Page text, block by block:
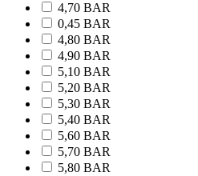
4,70 BAR
0,45 BAR
4,80 BAR
4,90 BAR
5,10 BAR
5,20 BAR
5,30 BAR
5,40 BAR
5,60 BAR
5,70 BAR
5,80 BAR